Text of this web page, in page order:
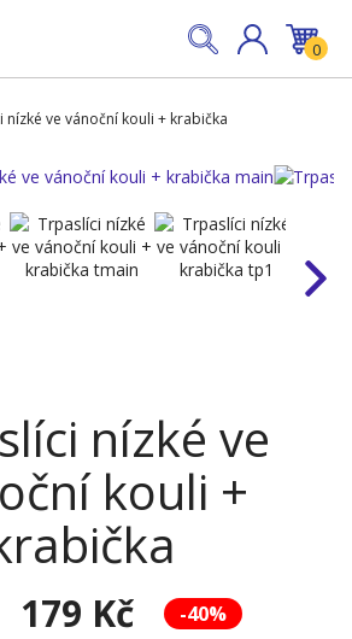
0
nízké ve vánoční kouli + krabička
nízké ve
kouli +
-40%
179 Kč